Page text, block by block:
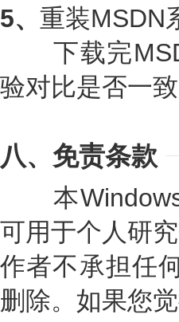
5、 重装MSDN
下载完
验对比是否一
八、免责条款
本Windows
可用于个人研
作者不承担任
删除。如果您